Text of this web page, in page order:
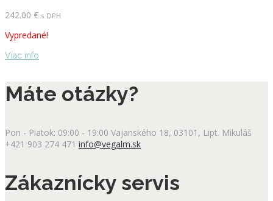
242.00 € s DPH
Vypredané!
Viac info
Máte otázky?
Pon - Piatok: 09:00 - 19:00 Vajanského 18, 03101, Lipt. Mikuláš
+421 903 274 471 info@vegalm.sk
Zákaznícky servis